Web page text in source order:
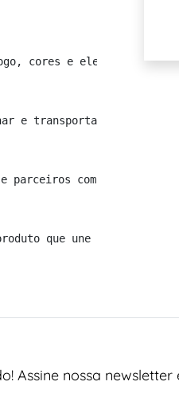
cores e elementos
e transportar
parceiros com materiais
que une
Assine nossa newsletter